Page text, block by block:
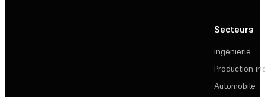
Secteurs
Ingénierie
Production
Automobile